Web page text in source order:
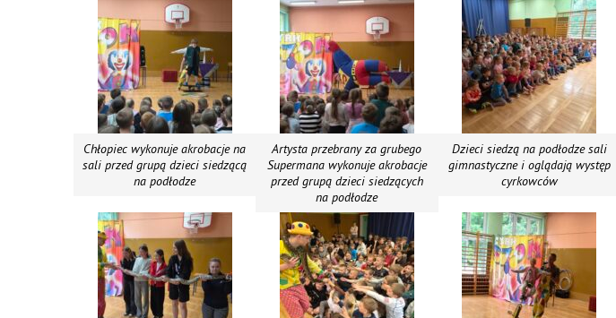
Chłopiec wykonuje akrobacje na
sali przed grupą dzieci siedzącą
na podłodze
Artysta przebrany za grubego
Supermana wykonuje akrobacje
przed grupą dzieci siedzących
na podłodze
Dzieci siedzą na podłodze sali
gimnastyczne i oglądają występ
cyrkowców